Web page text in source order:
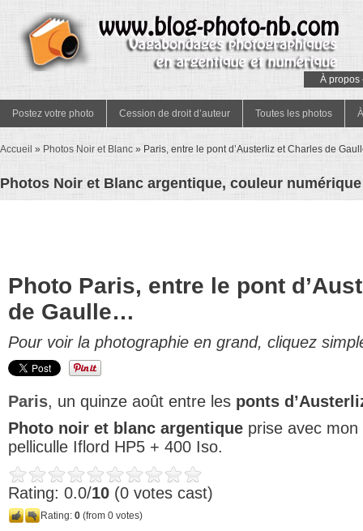
À propos
Postez votre photo Cession de droit d’auteur Toutes les photos
Accueil » Photos Noir et Blanc » Paris, entre le pont d’Austerliz et Charles de
Photos Noir et Blanc argentique, couleur
Photo Paris, entre le pont
de Gaulle…
Pour voir la photographie en grand, cliquez
Paris, un quinze août entre les ponts
Photo noir et blanc argentique prise avec
pelliculle Iflord HP5 + 400 Iso.
Rating: 0.0/10 (0 votes cast)
Rating: 0 (from 0 votes)